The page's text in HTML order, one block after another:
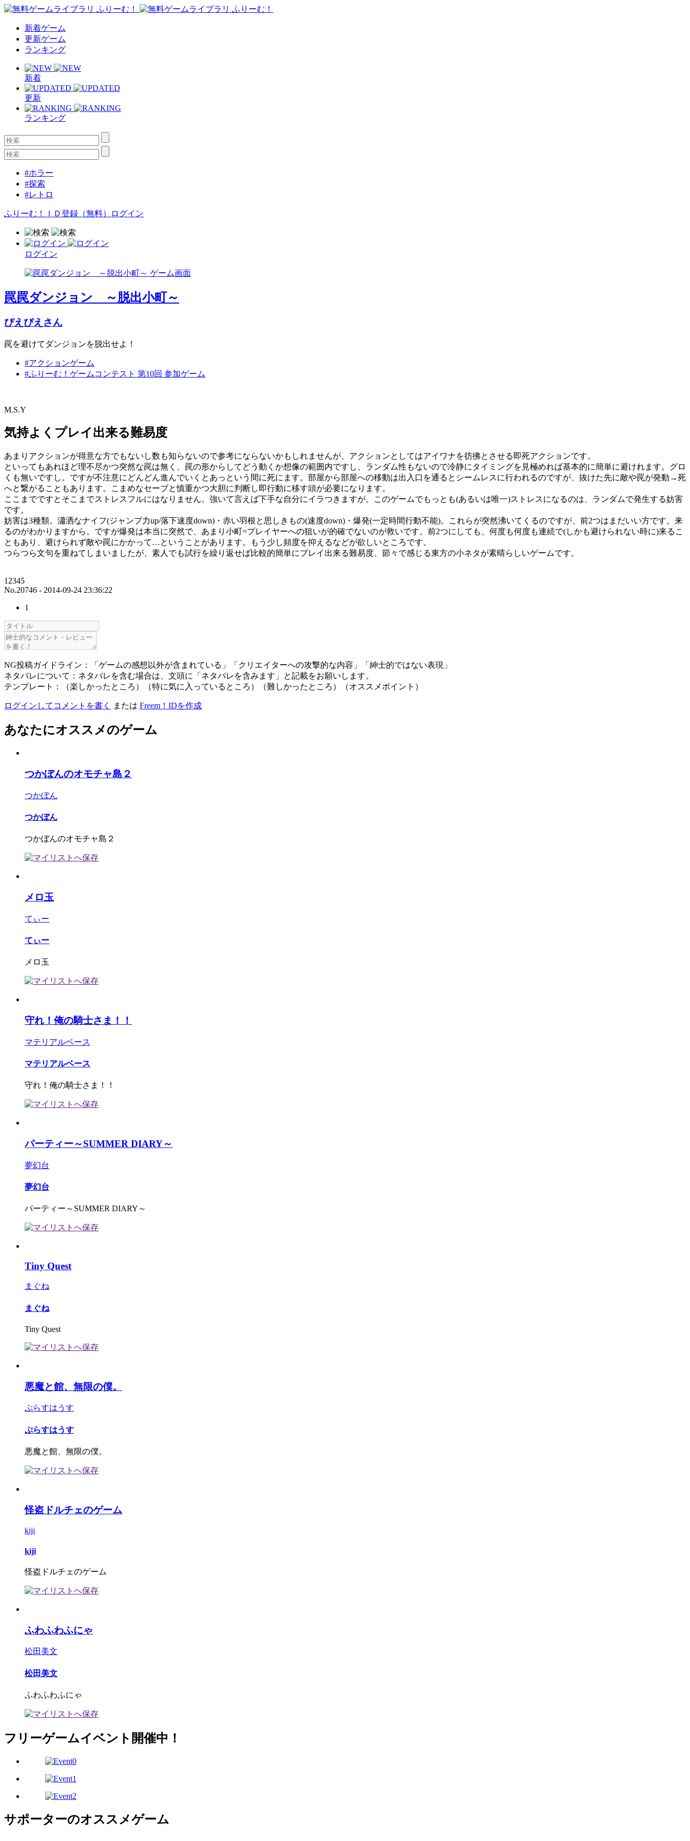
新着ゲーム
更新ゲーム
ランキング
新着
更新
ランキング
#ホラー
#探索
#レトロ
ふりーむ！ＩＤ登録（無料） ログイン
ログイン
罠罠ダンジョン ～脱出小町～
ぴえぴえさん
罠を避けてダンジョンを脱出せよ！
#アクションゲーム
#ふりーむ！ゲームコンテスト 第10回 参加ゲーム
M.S.Y
気持よくプレイ出来る難易度
あまりアクションが得意な方でもないし数も知らないので参考にならないかもしれませんが、アクションとしてはアイワナを彷彿とさせる即死アクションです。
といってもあれほど理不尽かつ突然な罠は無く、罠の形からしてどう動くか想像の範囲内ですし、ランダム性もないので冷静にタイミングを見極めれば基本的に簡単に避けれます。グロ
くも無いですし。ですが不注意にどんどん進んでいくとあっという間に死にます。部屋から部屋への移動は出入口を通るとシームレスに行われるのですが、抜けた先に敵や罠が発動→死
へと繋がることもあります。こまめなセーブと慎重かつ大胆に判断し即行動に移す頭が必要になります。
ここまでですとそこまでストレスフルにはなりません。強いて言えば下手な自分にイラつきますが。このゲームでもっとも(あるいは唯一)ストレスになるのは、ランダムで発生する妨害
です。
妨害は3種類。瀟洒なナイフ(ジャンプ力up/落下速度down)・赤い羽根と思しきもの(速度down)・爆発(一定時間行動不能)。これらが突然沸いてくるのですが、前2つはまだいい方です。来
るのがわかりますから。ですが爆発は本当に突然で、あまり小町=プレイヤーへの狙いが的確でないのが救いです。前2つにしても、何度も何度も連続で(しかも避けられない時に)来るこ
ともあり、避けられず敵や罠にかかって…ということがあります。もう少し頻度を抑えるなどが欲しいところです。
つらつら文句を重ねてしまいましたが、素人でも試行を繰り返せば比較的簡単にプレイ出来る難易度、節々で感じる東方の小ネタが素晴らしいゲームです。
12345
No.20746 - 2014-09-24 23:36:22
1
NG投稿ガイドライン：「ゲームの感想以外が含まれている」「クリエイターへの攻撃的な内容」「紳士的ではない表現」
ネタバレについて：ネタバレを含む場合は、文頭に「ネタバレを含みます」と記載をお願いします。
テンプレート：（楽しかったところ）（特に気に入っているところ）（難しかったところ）（オススメポイント）
ログインしてコメントを書く または Freem！IDを作成
あなたにオススメのゲーム
つかぼんのオモチャ島２
つかぼん
つかぼん
つかぼんのオモチャ島２
メロ玉
てぃー
てぃー
メロ玉
守れ！俺の騎士さま！！
マテリアルベース
マテリアルベース
守れ！俺の騎士さま！！
パーティー～SUMMER DIARY～
夢幻台
夢幻台
パーティー～SUMMER DIARY～
Tiny Quest
まぐね
まぐね
Tiny Quest
悪魔と館、無限の僕。
ぷらすはうす
ぷらすはうす
悪魔と館、無限の僕。
怪盗ドルチェのゲーム
kiji
kiji
怪盗ドルチェのゲーム
ふわふわふにゃ
松田美文
松田美文
ふわふわふにゃ
フリーゲームイベント開催中！
サポーターのオススメゲーム